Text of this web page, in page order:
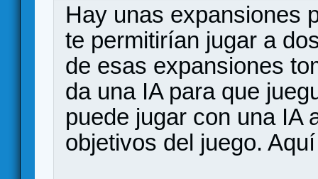
Hay unas expansiones
te permitirían jugar a
de esas expansiones
da una IA para que
puede jugar con una IA
objetivos del juego.